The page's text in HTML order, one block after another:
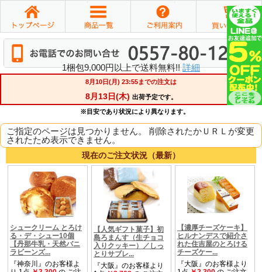
1梱包9,000円以上で送料無料!!詳細
ご指定のページは見つかりません。 削除されたかＵＲＬが変更
されたため表示できません。
現在のご注文状況（最新）